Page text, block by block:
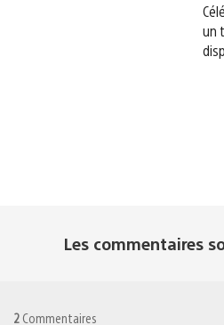
un
Les commentaires
2 Commentaires